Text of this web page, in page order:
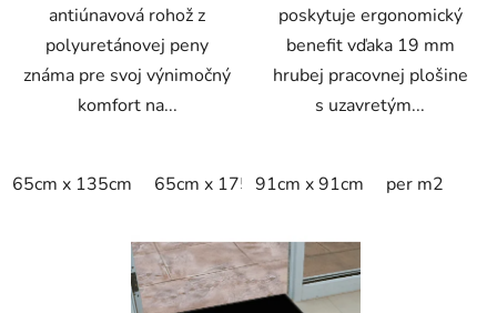
antiúnavová rohož z
polyuretánovej peny
známa pre svoj výnimočný
komfort na...
65cm x 135cm 65cm x 175cm 65cm x 90cm 90cm x
poskytuje ergonomický
benefit vďaka 19 mm
hrubej pracovnej plošine
s uzavretým...
91cm x 91cm per m2